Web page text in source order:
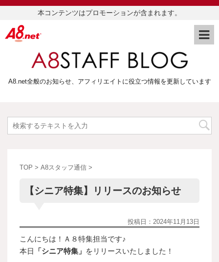
本コンテンツはプロモーションが含まれます。
A8.net全般のお知らせ、アフィリエイトに役立つ情報を更新しています
TOP > A8スタッフ通信 >
【シニア特集】リリースのお知らせ
投稿日： 2024年11月13日
こんにちは！Ａ８特集担当です♪
本日
「シニア特集」 をリリースいたしました！